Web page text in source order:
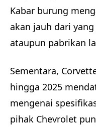
Kabar burung
akan jauh dari
ataupun pabrikan
Sementara,
hingga 2025
mengenai
pihak Chevrolet